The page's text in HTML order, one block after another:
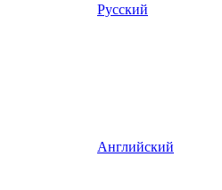
Русский
Английский